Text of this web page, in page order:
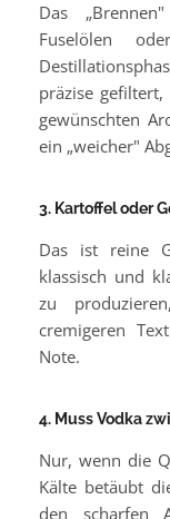
Das
Fuselölen
präzise
gewünschten
ein „weicher"
3. Kartoffel oder
Das ist reine
klassisch und
zu
cremigeren
Note.
4. Muss Vodka
Nur, wenn die
Kälte betäubt
den scharfen